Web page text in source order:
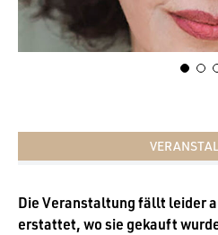
Die Veranstaltung fällt leider
erstattet, wo sie gekauft